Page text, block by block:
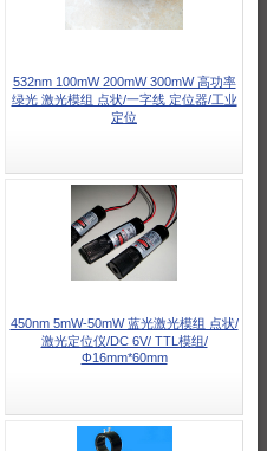
532nm 100mW 200mW 300mW 高功率
绿光 激光模组 点状/一字线 定位器/工业
定位
450nm 5mW-50mW 蓝光激光模组 点状/
激光定位仪/DC 6V/ TTL模组/
Φ16mm*60mm